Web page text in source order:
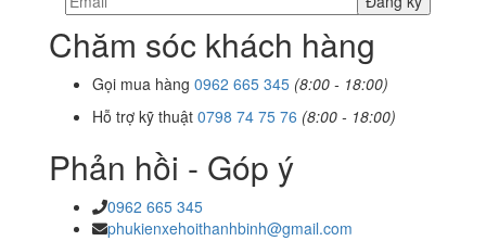
Chăm sóc khách hàng
Gọi mua hàng 0962 665 345 (8:00 - 18:00)
Hỗ trợ kỹ thuật 0798 74 75 76 (8:00 - 18:00)
Phản hồi - Góp ý
0962 665 345
phukienxehoithanhbinh@gmail.com